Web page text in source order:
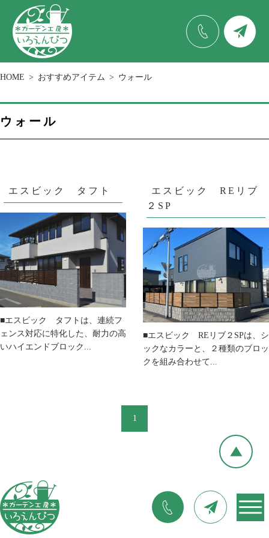
HOME おすすめアイテム ウォール
ウォール
エスビック タフト
■エスビック タフトは、連続フ
ェンス対応に特化した、耐力の高
いハイエンドブロック...
エスビック REリブ
２SP
■エスビック REリブ２SPは、シ
ックなカラーと、２種類のブロッ
クを組み合わせて...
1
©2017 ガーデン工房いろえんぴつ